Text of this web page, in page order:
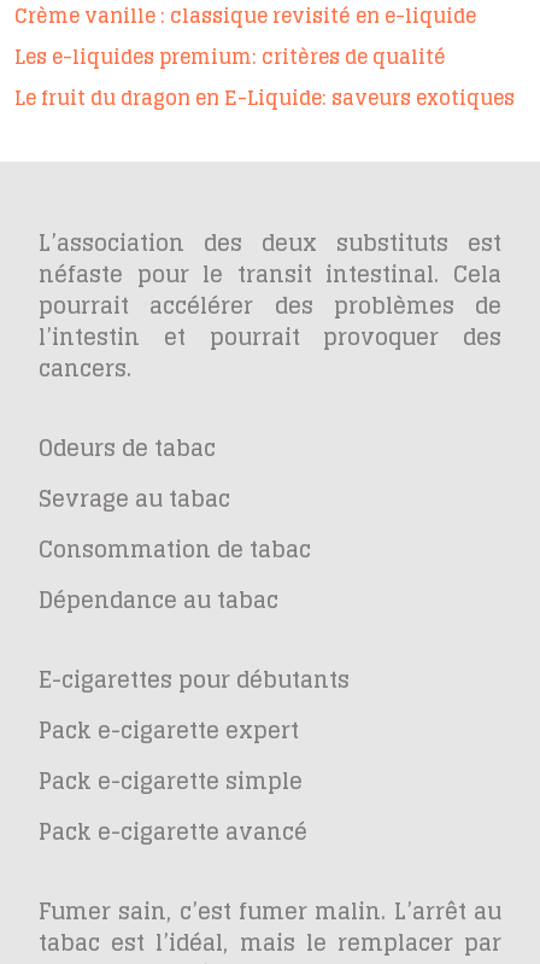
Crème vanille : classique revisité en e-liquide
Les e-liquides premium: critères de qualité
Le fruit du dragon en E-Liquide: saveurs exotiques
L’association des deux substituts est
néfaste pour le transit intestinal. Cela
pourrait accélérer des problèmes de
l’intestin et pourrait provoquer des
cancers.
Odeurs de tabac
Sevrage au tabac
Consommation de tabac
Dépendance au tabac
E-cigarettes pour débutants
Pack e-cigarette expert
Pack e-cigarette simple
Pack e-cigarette avancé
Fumer sain, c’est fumer malin. L’arrêt au
tabac est l’idéal, mais le remplacer par